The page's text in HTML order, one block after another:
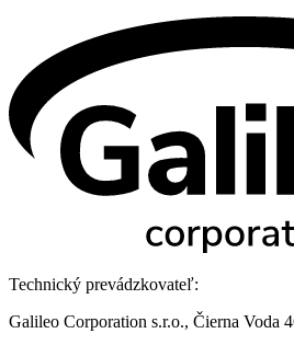
Technický prevádzkovateľ:
Galileo Corporation s.r.o., Čierna Voda